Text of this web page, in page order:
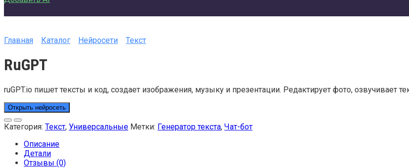
Главная Каталог Нейросети Текст
RuGPT
ruGPT.io пишет тексты и код, создает изображения, музыку и презентации. Редактирует фото, озвучивает
Открыть нейросеть
Категория: Текст, Универсальные Метки: Генератор текста, Чат-бот
Описание
Детали
Отзывы (0)